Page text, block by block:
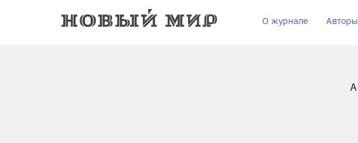
О журнале Авторы